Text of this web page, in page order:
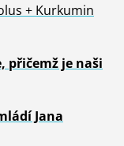
+ Kurkumin
přičemž je naši
Jana